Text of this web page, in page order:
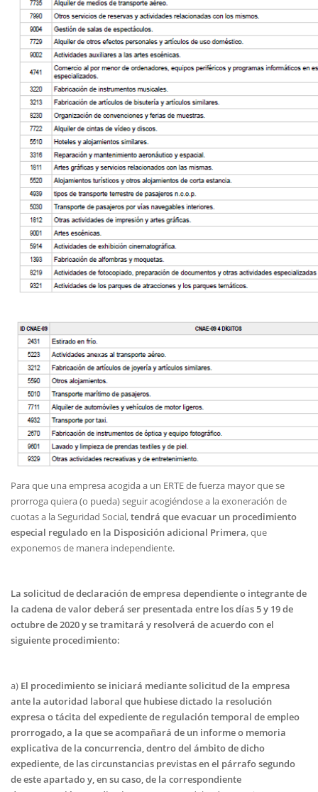
Para que una empresa acogida a un ERTE de fuerza mayor que se
prorroga quiera (o pueda) seguir acogiéndose a la exoneración de
cuotas a la Seguridad Social,tendrá que evacuar un procedimiento
especial regulado en la Disposición adicional Primera, que
exponemos de manera independiente.
La solicitud de declaración de empresa dependiente o integrante de
la cadena de valor deberá ser presentada entre los días 5 y 19 de
octubre de 2020 y se tramitará y resolverá de acuerdo con el
siguiente procedimiento:
a) El procedimiento se iniciará mediante solicitud de la empresa
ante la autoridad laboral que hubiese dictado la resolución
expresa o tácita del expediente de regulación temporal de empleo
prorrogado, a la que se acompañará de un informe o memoria
explicativa de la concurrencia, dentro del ámbito de dicho
expediente, de las circunstancias previstas en el párrafo segundo
de este apartado y, en su caso, de la correspondiente